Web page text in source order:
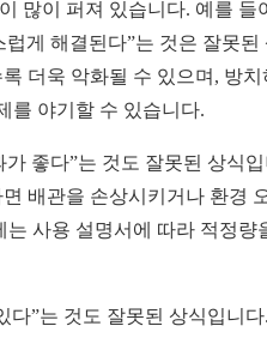
많이 퍼져 있습니다. 예를 들
게 해결된다”는 것은 잘못된
더욱 악화될 수 있으며, 방치
를 야기할 수 있습니다.
좋다”는 것도 잘못된 상식
배관을 손상시키거나 환경
사용 설명서에 따라 적정량
다”는 것도 잘못된 상식입니